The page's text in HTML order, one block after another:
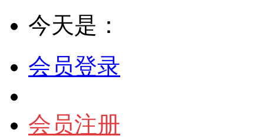
今天是：
会员登录
会员注册